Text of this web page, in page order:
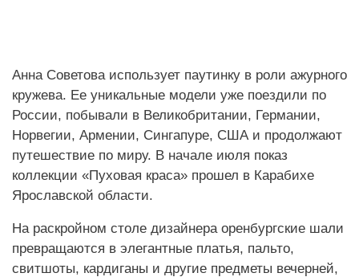
Анна Советова использует паутинку в роли ажурного
кружева. Ее уникальные модели уже поездили по
России, побывали в Великобритании, Германии,
Норвегии, Армении, Сингапуре, США и продолжают
путешествие по миру. В начале июля показ
коллекции «Пуховая краса» прошел в Карабихе
Ярославской области.
На раскройном столе дизайнера оренбургские шали
превращаются в элегантные платья, пальто,
свитшоты, кардиганы и другие предметы вечерней,